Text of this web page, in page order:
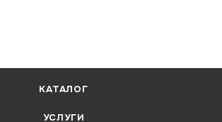
КАТАЛОГ
УСЛУГИ